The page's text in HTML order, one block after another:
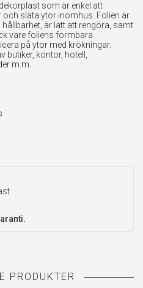
som är enkel att
och släta ytor inomhus. Folien är
är lätt att rengöra, samt
vare foliens formbara
på ytor med krökningar.
butiker, kontor, hotell,
m.m.